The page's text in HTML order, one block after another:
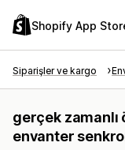
Shopify App
Siparişler ve kargo
gerçek
envanter